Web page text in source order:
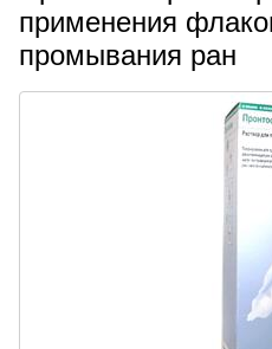
применения
промывания ран